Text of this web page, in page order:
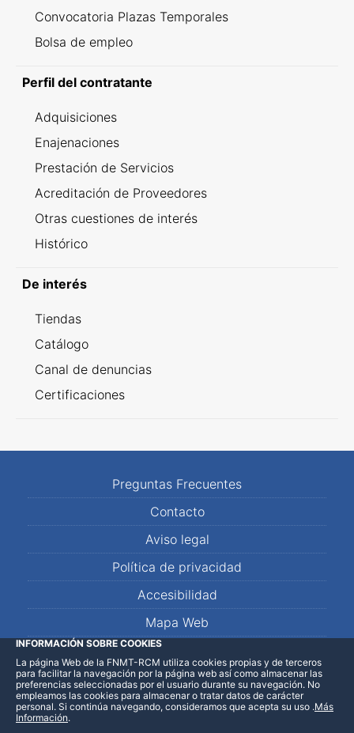
Convocatoria Plazas Temporales
Bolsa de empleo
Perfil del contratante
Adquisiciones
Enajenaciones
Prestación de Servicios
Acreditación de Proveedores
Otras cuestiones de interés
Histórico
De interés
Tiendas
Catálogo
Canal de denuncias
Certificaciones
Preguntas Frecuentes
Contacto
Aviso legal
Política de privacidad
Accesibilidad
Mapa Web
LinkedInFacebookWhatsApp
INFORMACIÓN SOBRE COOKIES
La página Web de la FNMT-RCM utiliza cookies propias y de terceros
para facilitar la navegación por la página web así como almacenar las
preferencias seleccionadas por el usuario durante su navegación. No
empleamos las cookies para almacenar o tratar datos de carácter
personal. Si continúa navegando, consideramos que acepta su uso .Más
Información.